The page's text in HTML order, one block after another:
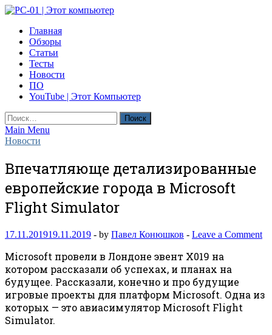
Skip
content
PC-01 | Этот компьютер
Компьютерные новости
Главная
Обзоры
Статьи
Тесты
Новости
ПО
YouTube | Этот Компьютер
Найти:
Main Menu
Новости
Впечатляюще детализированные
европейские города в Microsoft
Flight Simulator
17.11.201919.11.2019 - by Павел Конюшков - Leave a Comment
Microsoft провели в Лондоне эвент X019 на
котором рассказали об успехах, и планах на
будущее. Рассказали, конечно и про будущие
игровые проекты для платформ Microsoft. Одна из
которых — это авиасимулятор Microsoft Flight
Simulator.